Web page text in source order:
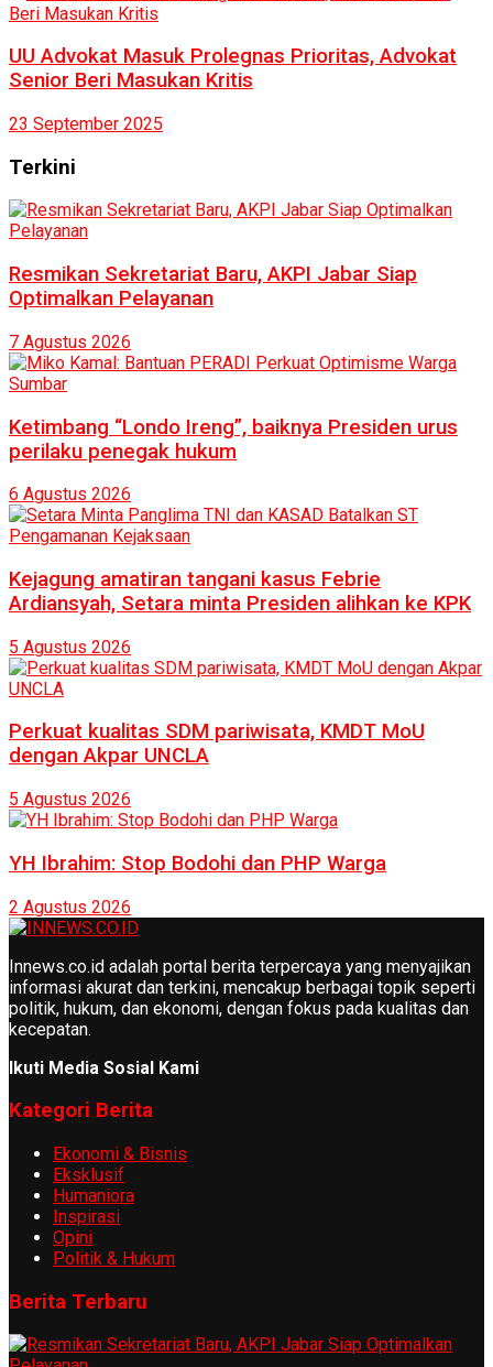
UU Advokat Masuk Prolegnas Prioritas, Advokat
Senior Beri Masukan Kritis
23 September 2025
Terkini
Resmikan Sekretariat Baru, AKPI Jabar Siap
Optimalkan Pelayanan
7 Agustus 2026
Ketimbang “Londo Ireng”, baiknya Presiden urus
perilaku penegak hukum
6 Agustus 2026
Kejagung amatiran tangani kasus Febrie
Ardiansyah, Setara minta Presiden alihkan ke KPK
5 Agustus 2026
Perkuat kualitas SDM pariwisata, KMDT MoU
dengan Akpar UNCLA
5 Agustus 2026
YH Ibrahim: Stop Bodohi dan PHP Warga
2 Agustus 2026
Innews.co.id adalah portal berita terpercaya yang menyajikan
informasi akurat dan terkini, mencakup berbagai topik seperti
politik, hukum, dan ekonomi, dengan fokus pada kualitas dan
kecepatan.
Ikuti Media Sosial Kami
Kategori Berita
Ekonomi & Bisnis
Eksklusif
Humaniora
Inspirasi
Opini
Politik & Hukum
Berita Terbaru